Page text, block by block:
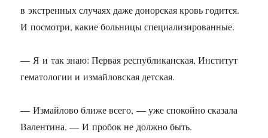
в экстренных случаях даже донорская кровь годится.
И посмотри, какие больницы специализированные.
— Я и так знаю: Первая республиканская, Институт
гематологии и измайловская детская.
— Измайлово ближе всего, — уже спокойно сказала
Валентина. — И пробок не должно быть.